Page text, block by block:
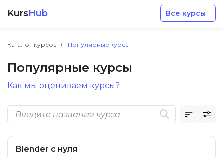
KursHub Все курсы
Каталог курсов Популярные курсы
Популярные курсы
Как мы оцениваем курсы?
Blender с нуля
Разработка
Маркетинг